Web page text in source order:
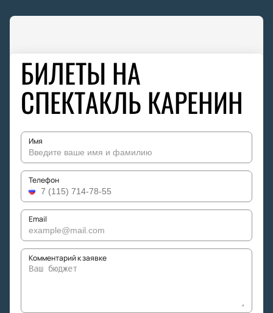
БИЛЕТЫ НА
СПЕКТАКЛЬ КАРЕНИН
Имя
Телефон
Email
Комментарий к заявке